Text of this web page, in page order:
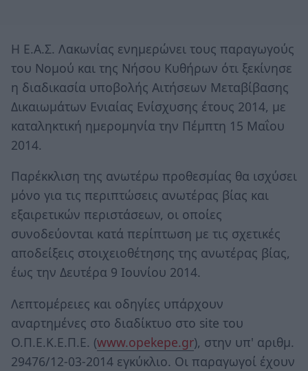
Η Ε.Α.Σ. Λακωνίας ενημερώνει τους παραγωγούς
του Νομού και της Νήσου Κυθήρων ότι ξεκίνησε
η διαδικασία υποβολής Αιτήσεων Μεταβίβασης
Δικαιωμάτων Ενιαίας Ενίσχυσης έτους 2014, με
καταληκτική ημερομηνία την Πέμπτη 15 Μαΐου
2014.
Παρέκκλιση της ανωτέρω προθεσμίας θα ισχύσει
μόνο για τις περιπτώσεις ανωτέρας βίας και
εξαιρετικών περιστάσεων, οι οποίες
συνοδεύονται κατά περίπτωση με τις σχετικές
αποδείξεις στοιχειοθέτησης της ανωτέρας βίας,
έως την Δευτέρα 9 Ιουνίου 2014.
Λεπτομέρειες και οδηγίες υπάρχουν
αναρτημένες στο διαδίκτυο στο site του
Ο.Π.Ε.Κ.Ε.Π.Ε. (www.opekepe.gr), στην υπ' αριθμ.
29476/12-03-2014 εγκύκλιο. Οι παραγωγοί έχουν